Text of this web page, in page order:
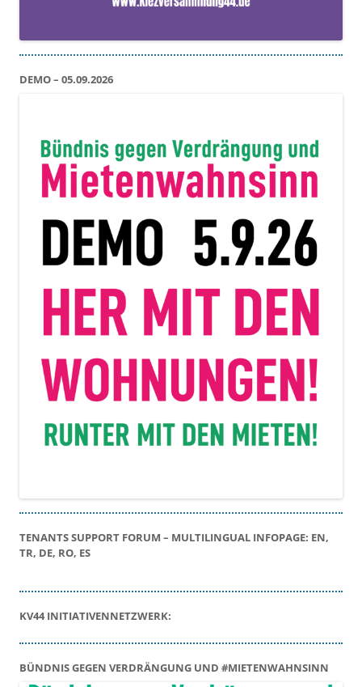
DEMO – 05.09.2026
TENANTS SUPPORT FORUM – MULTILINGUAL INFOPAGE: EN,
TR, DE, RO, ES
KV44 INITIATIVENNETZWERK:
BÜNDNIS GEGEN VERDRÄNGUNG UND #MIETENWAHNSINN